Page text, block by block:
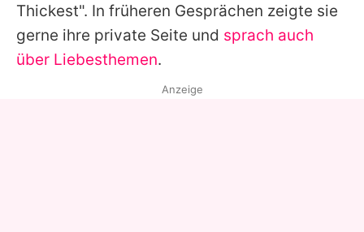
Thickest". In früheren Gesprächen zeigte sie
gerne ihre private Seite und sprach auch
über Liebesthemen.
Anzeige